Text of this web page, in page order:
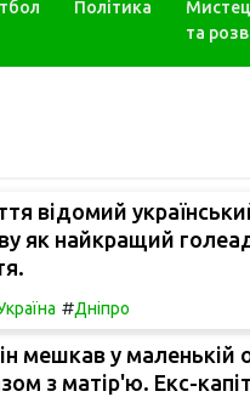
Політика
та
відомий
як найкращий
#Дніпро
мешкав у маленькій
з матір'ю. Екс-